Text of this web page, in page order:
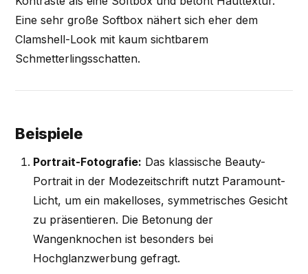
Eine sehr große Softbox nähert sich eher dem
Clamshell-Look mit kaum sichtbarem
Schmetterlingsschatten.
Beispiele
Portrait-Fotografie: Das klassische Beauty-
Portrait in der Modezeitschrift nutzt Paramount-
Licht, um ein makelloses, symmetrisches Gesicht
zu präsentieren. Die Betonung der
Wangenknochen ist besonders bei
Hochglanzwerbung gefragt.